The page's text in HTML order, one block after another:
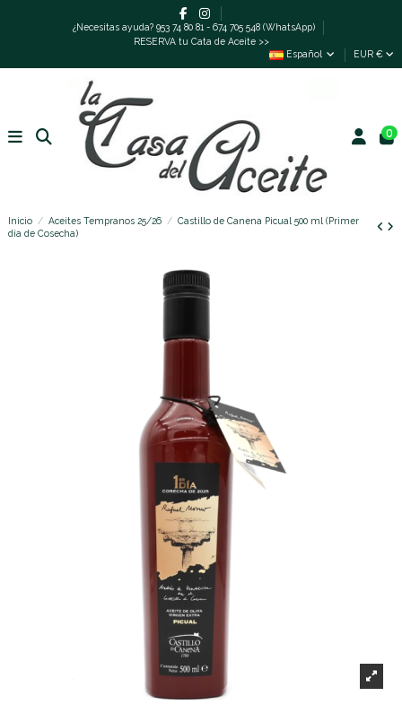
¿Necesitas ayuda? 953 74 80 81 - 674 705 548 (WhatsApp)
RESERVA tu Cata de Aceite >>
Español
EUR €
0
Inicio Aceites Tempranos 25/26
Castillo de Canena Picual 500 ml (Primer
día de Cosecha)